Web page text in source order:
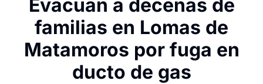
Evacuan a decenas de
familias en Lomas de
Matamoros por fuga en
ducto de gas